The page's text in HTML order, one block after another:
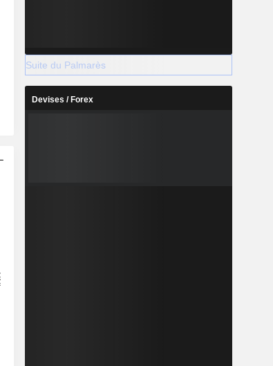
14,49%
12,92%
Suite du Palmarès
Devises / Forex